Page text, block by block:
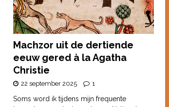
Machzor uit de dertiende
eeuw gered à la Agatha
Christie
22 september 2025 1
Soms word ik tijdens mijn frequente